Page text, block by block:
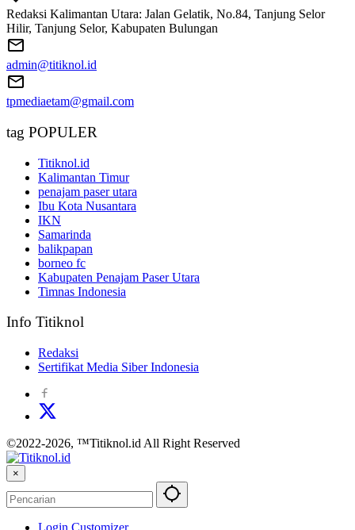
Redaksi Kalimantan Utara: Jalan Gelatik, No.84, Tanjung Selor
Hilir, Tanjung Selor, Kabupaten Bulungan
admin@titiknol.id
tpmediaetam@gmail.com
tag POPULER
Titiknol.id
Kalimantan Timur
penajam paser utara
Ibu Kota Nusantara
IKN
Samarinda
balikpapan
borneo fc
Kabupaten Penajam Paser Utara
Timnas Indonesia
Info Titiknol
Redaksi
Sertifikat Media Siber Indonesia
©2022-2026, ™Titiknol.id All Right Reserved
×
Login Customizer